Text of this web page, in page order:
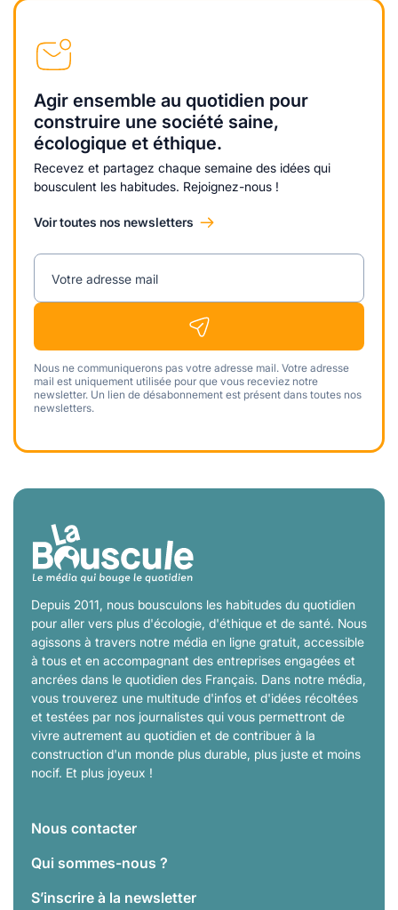
Agir ensemble au quotidien pour
construire une société saine,
écologique et éthique.
Recevez et partagez chaque semaine des idées qui
bousculent les habitudes. Rejoignez-nous !
Voir toutes nos newsletters
Votre adresse mail
Nous ne communiquerons pas votre adresse mail. Votre adresse
mail est uniquement utilisée pour que vous receviez notre
newsletter. Un lien de désabonnement est présent dans toutes nos
newsletters.
Depuis 2011, nous bousculons les habitudes du quotidien
pour aller vers plus d'écologie, d'éthique et de santé. Nous
agissons à travers notre média en ligne gratuit, accessible
à tous et en accompagnant des entreprises engagées et
ancrées dans le quotidien des Français. Dans notre média,
vous trouverez une multitude d'infos et d'idées récoltées
et testées par nos journalistes qui vous permettront de
vivre autrement au quotidien et de contribuer à la
construction d'un monde plus durable, plus juste et moins
nocif. Et plus joyeux !
Nous contacter
Qui sommes-nous ?
S’inscrire à la newsletter